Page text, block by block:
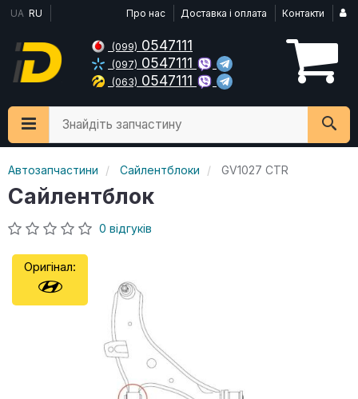
UA RU Про нас Доставка і оплата Контакти
(099) 0547111
(097) 0547111
(063) 0547111
Знайдіть запчастину
Автозапчастини Сайлентблоки GV1027 CTR
Сайлентблок
0 відгуків
Оригінал: